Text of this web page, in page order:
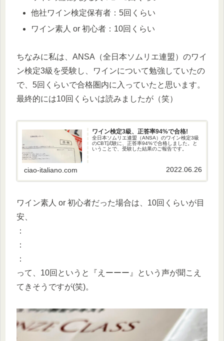
他社ワイン検定保有者：5回くらい
ワイン素人 or 初心者：10回くらい
ちなみに私は、ANSA（全日本ソムリエ連盟）のワイ
ン検定3級を受験し、ワインについて勉強していたの
で、5回くらいで合格圏内に入っていたと思います。
最終的には10回くらいは読みましたが（笑）
ワイン検定3級、正答率94%で合格!
全日本ソムリエ連盟（ANSA）のワイン検定3級
のCBT試験に、正答率94%で合格しました。と
いうことで、受験した結果のご報告です。
ciao-italiano.com 2022.06.26
ワイン素人 or 初心者だった場合は、10回くらいが目
安、
：
：
：
って、10回というと『えーーー』という声が聞こえ
てきそうですが(笑)。